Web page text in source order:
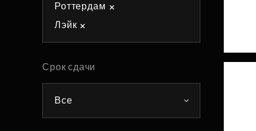
Роттердам
Лэйк
Срок сдачи
Все